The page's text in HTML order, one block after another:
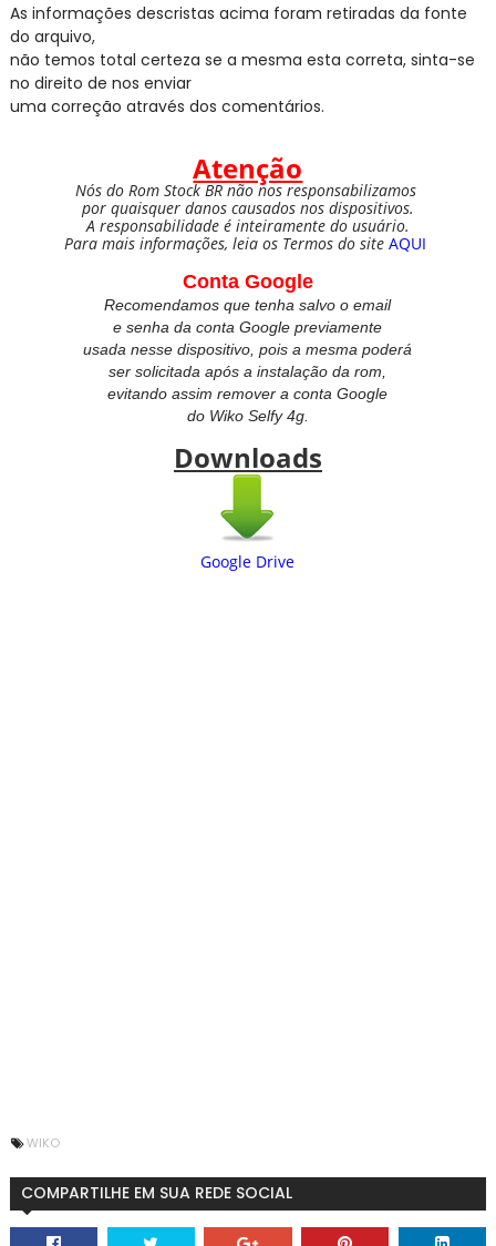
As informações descristas acima foram retiradas da fonte
do arquivo,
não temos total certeza se a mesma esta correta, sinta-se
no direito de nos enviar
uma correção através dos comentários.
Atenção
Nós do Rom Stock BR não nos responsabilizamos
por quaisquer danos causados nos dispositivos.
A responsabilidade é inteiramente do usuário.
Para mais informações, leia os Termos do site AQUI
Conta Google
Recomendamos que tenha salvo o email
e senha da conta Google previamente
usada nesse dispositivo, pois a mesma poderá
ser solicitada após a instalação da rom,
evitando assim remover a conta Google
do Wiko Selfy 4g.
Downloads
Google Drive
WIKO
COMPARTILHE EM SUA REDE SOCIAL